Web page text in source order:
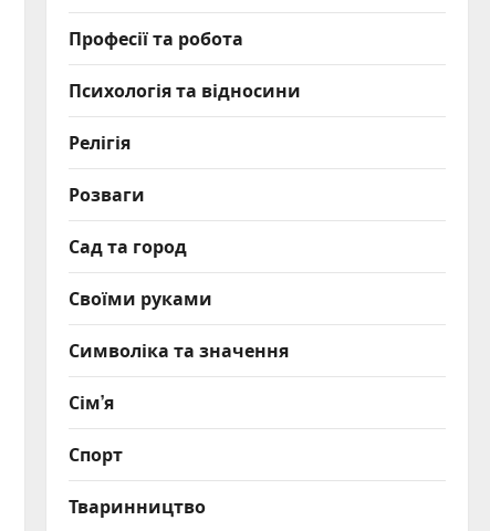
Професії та робота
Психологія та відносини
Релігія
Розваги
Сад та город
Своїми руками
Символіка та значення
Сім’я
Спорт
Тваринництво